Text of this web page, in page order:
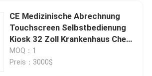
CE Medizinische Abrechnung
Touchscreen Selbstbedienung
Kiosk 32 Zoll Krankenhaus Check
In Kiosk
MOQ：1
Preis：3000$